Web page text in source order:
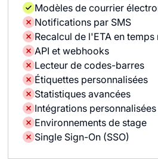
Modèles de courrier
Notifications par SMS
Recalcul de l'ETA en temps
API et webhooks
Lecteur de codes-barres
Étiquettes personnalisées
Statistiques avancées
Intégrations personnalisées
Environnements de stage
Single Sign-On (SSO)